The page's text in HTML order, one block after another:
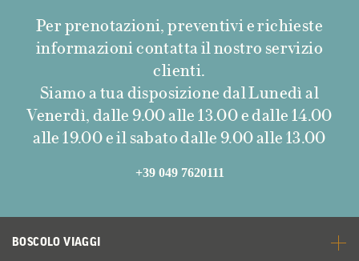
Per prenotazioni, preventivi e richieste
informazioni contatta il nostro servizio
clienti.
Siamo a tua disposizione dal Lunedì al
Venerdì, dalle 9.00 alle 13.00 e dalle 14.00
alle 19.00 e il sabato dalle 9.00 alle 13.00
+39 049 7620111
BOSCOLO VIAGGI